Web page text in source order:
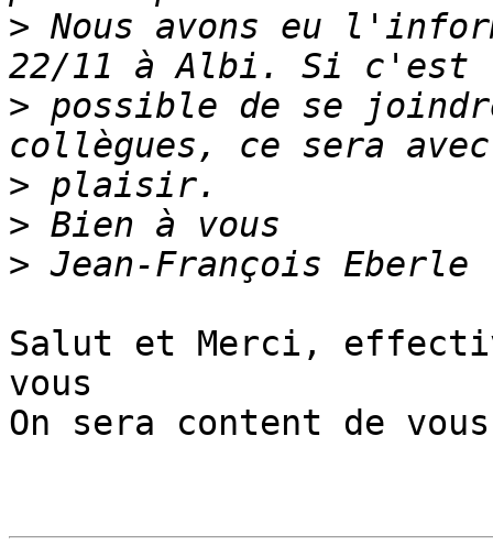
> Nous avons eu
> possible de se
>
>
>
Salut et Merci,
vous
On sera content de